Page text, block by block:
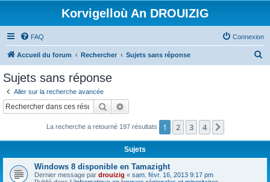
Korvigelloù An DROUIZIG
FAQ Connexion
Accueil du forum Rechercher Sujets sans réponse
c
Sujets sans réponse
Aller sur la recherche avancée
Rechercher
La recherche a retourné 197 résultats 1 2 3 4
Sujets
Windows 8 disponible en Tamazight
Dernier message par drouizig « sam. févr. 16, 2013 9:17 pm